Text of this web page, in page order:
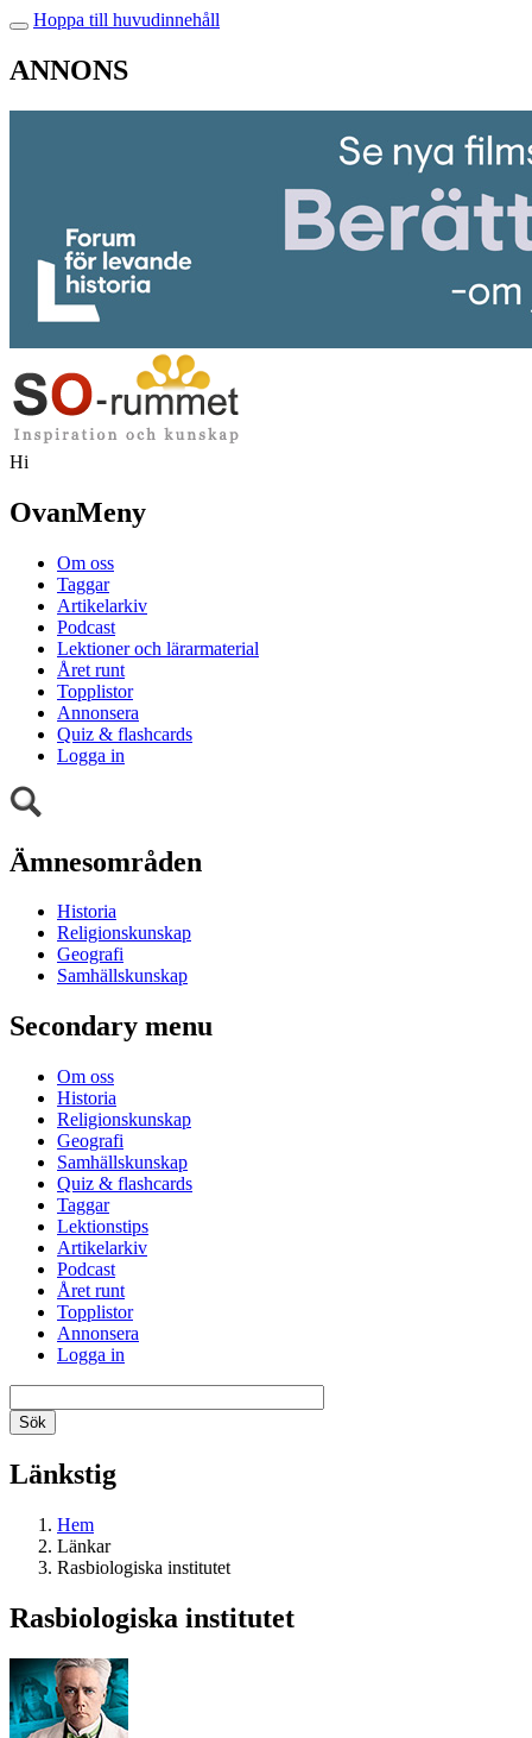
Hoppa till huvudinnehåll
ANNONS
Hi
OvanMeny
Om oss
Taggar
Artikelarkiv
Podcast
Lektioner och lärarmaterial
Året runt
Topplistor
Annonsera
Quiz & flashcards
Logga in
Ämnesområden
Historia
Religionskunskap
Geografi
Samhällskunskap
Secondary menu
Om oss
Historia
Religionskunskap
Geografi
Samhällskunskap
Quiz & flashcards
Taggar
Lektionstips
Artikelarkiv
Podcast
Året runt
Topplistor
Annonsera
Logga in
Länkstig
Hem
Länkar
Rasbiologiska institutet
Rasbiologiska institutet